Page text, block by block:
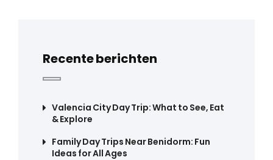
Recente berichten
Valencia City Day Trip: What to See, Eat
& Explore
Family Day Trips Near Benidorm: Fun
Ideas for All Ages